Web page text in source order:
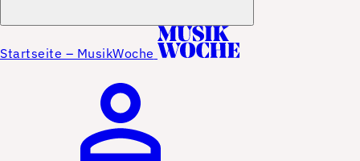
Startseite – MusikWoche